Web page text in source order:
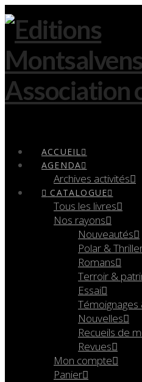
ACCUEIL
AGENDA
Archives activités
CATALOGUE
Tous les livres
Nos rayons
Nouveautés
Polar &
Romans
Terroir &
Essai
Nouvelles
Recueils de
Revues
Mon compte
Panier